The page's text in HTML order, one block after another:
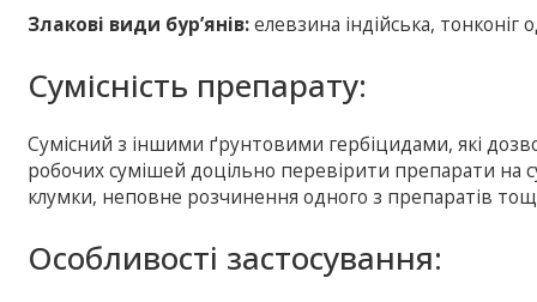
Злакові види бур’янів:елевзина індійська,
Сумісність препарату:
Сумісний з іншими ґрунтовими гербіцидами, які
робочих сумішей доцільно перевірити препарати на
клумки, неповне розчинення одного з препаратів
Особливостi застосування: